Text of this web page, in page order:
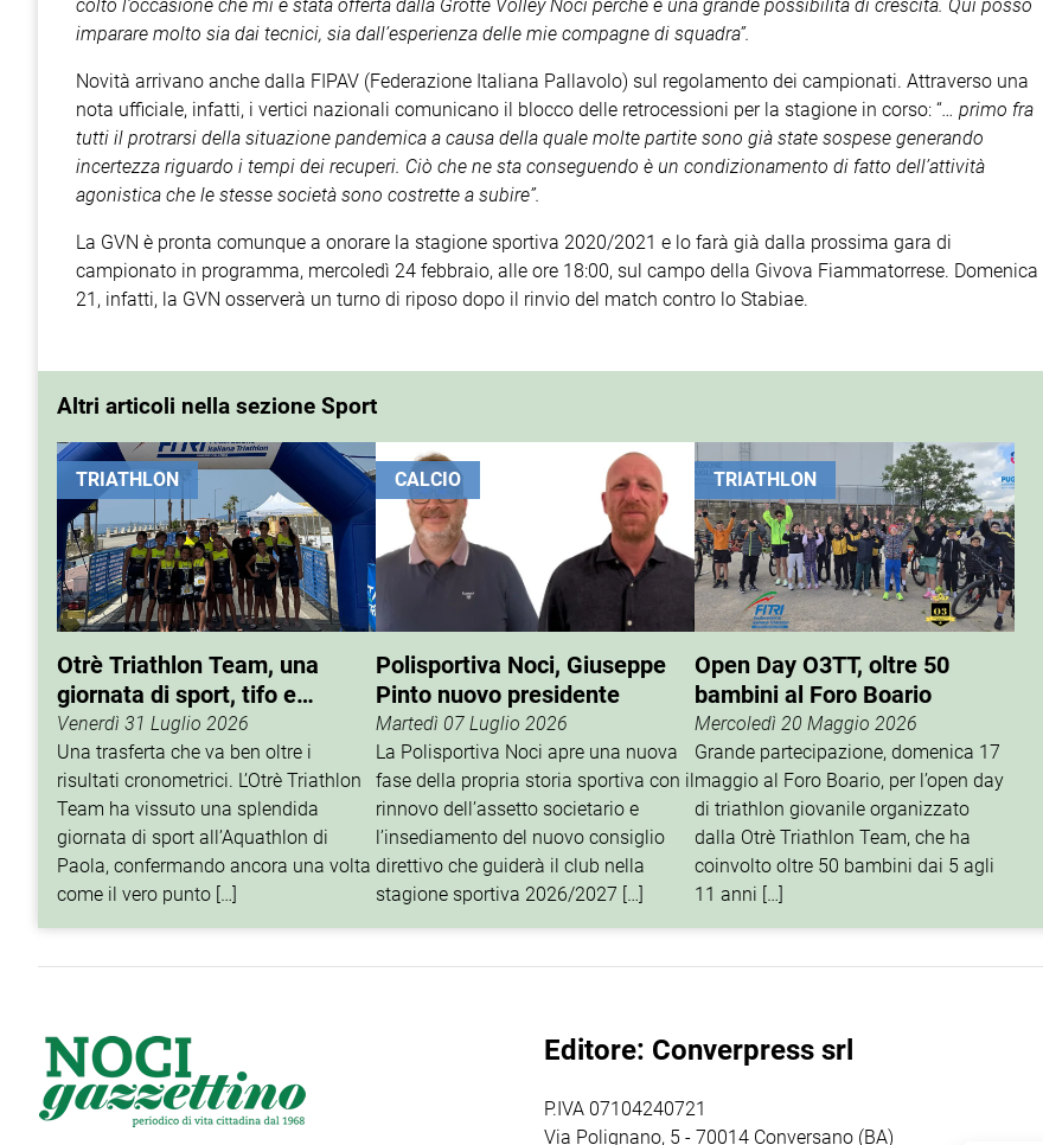
colto l’occasione che mi è stata offerta dalla Grotte Volley Noci perché è una grande possibilità di crescita. Qui posso
imparare molto sia dai tecnici, sia dall’esperienza delle mie compagne di squadra”.
Novità arrivano anche dalla FIPAV (Federazione Italiana Pallavolo) sul regolamento dei campionati. Attraverso una
nota ufficiale, infatti, i vertici nazionali comunicano il blocco delle retrocessioni per la stagione in corso: “… primo fra
tutti il protrarsi della situazione pandemica a causa della quale molte partite sono già state sospese generando
incertezza riguardo i tempi dei recuperi. Ciò che ne sta conseguendo è un condizionamento di fatto dell’attività
agonistica che le stesse società sono costrette a subire”.
La GVN è pronta comunque a onorare la stagione sportiva 2020/2021 e lo farà già dalla prossima gara di
campionato in programma, mercoledì 24 febbraio, alle ore 18:00, sul campo della Givova Fiammatorrese. Domenica
21, infatti, la GVN osserverà un turno di riposo dopo il rinvio del match contro lo Stabiae.
Altri articoli nella sezione Sport
TRIATHLON
Otrè Triathlon Team, una
giornata di sport, tifo e
condivisione
Venerdì 31 Luglio 2026
Una trasferta che va ben oltre i
risultati cronometrici. L’Otrè Triathlon
Team ha vissuto una splendida
giornata di sport all’Aquathlon di
Paola, confermando ancora una volta
come il vero punto […]
CALCIO
Polisportiva Noci, Giuseppe
Pinto nuovo presidente
Martedì 07 Luglio 2026
La Polisportiva Noci apre una nuova
fase della propria storia sportiva con il
rinnovo dell’assetto societario e
l’insediamento del nuovo consiglio
direttivo che guiderà il club nella
stagione sportiva 2026/2027 […]
TRIATHLON
Open Day O3TT, oltre 50
bambini al Foro Boario
Mercoledì 20 Maggio 2026
Grande partecipazione, domenica 17
maggio al Foro Boario, per l’open day
di triathlon giovanile organizzato
dalla Otrè Triathlon Team, che ha
coinvolto oltre 50 bambini dai 5 agli
11 anni […]
Editore: Converpress srl
P.IVA 07104240721
Via Polignano, 5 - 70014 Conversano (BA)